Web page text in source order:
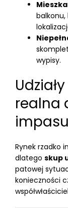
balkonu,
wypisy.
realna
impasu
Rynek rzadko
dlatego skup
patowej
konieczności